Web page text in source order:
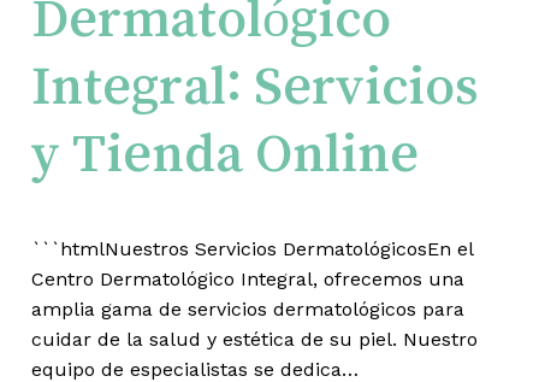
Dermatológico
Integral: Servicios
y Tienda Online
```htmlNuestros Servicios DermatológicosEn el
Centro Dermatológico Integral, ofrecemos una
amplia gama de servicios dermatológicos para
cuidar de la salud y estética de su piel. Nuestro
equipo de especialistas se dedica…